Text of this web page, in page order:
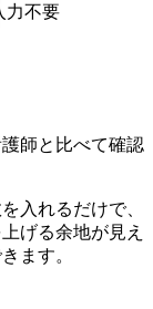
力不要
師と比べて確認
入れるだけで、
げる余地が見え
ます。